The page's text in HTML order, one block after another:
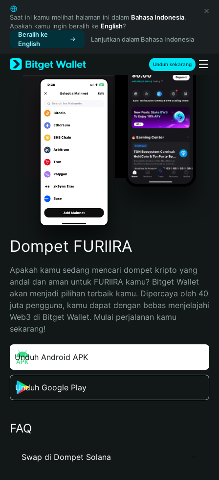
English
日本語
Tiếng Việt
Русский
Español (Latinoamérica)
Türkçe
Italiano
Português (Portugal)
Bahasa Indonesia
Português (Brasil)
Español (Argentina)
Saat ini kamu melihat halaman ini dalam Bahasa Indonesia.
Apakah kamu ingin beralih ke English?
Beralih ke
English
Lanjutkan dalam Bahasa Indonesia
Unduh sekarang
Dompet FURIIRA
Apakah kamu sedang mencari dompet kripto yang
andal dan aman untuk FURIIRA kamu? Bitget Wallet
akan menjadi pilihan terbaik kamu. Dipercaya oleh 40
juta pengguna, kamu dapat dengan bebas menjelajahi
Web3 di Bitget Wallet. Mulai perjalanan kamu
sekarang!
Unduh Android APK
Unduh Google Play
FAQ
Swap di Dompet Solana